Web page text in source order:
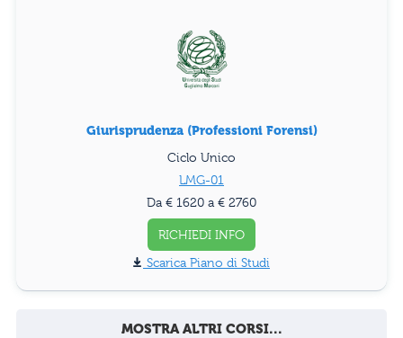
Giurisprudenza (Professioni Forensi)
Ciclo Unico
LMG-01
Da € 1620 a € 2760
RICHIEDI INFO
Piano di Studi
MOSTRA ALTRI CORSI...